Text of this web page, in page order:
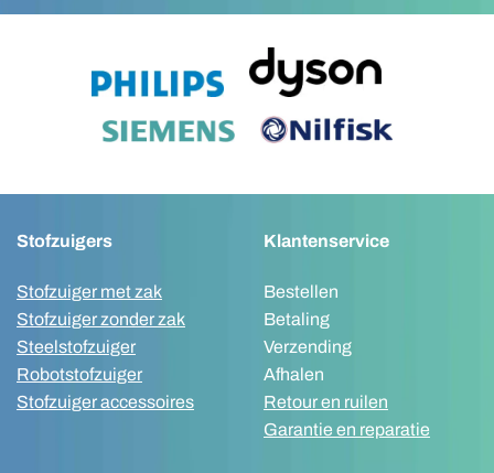
Stofzuigers
Stofzuiger met zak
Stofzuiger zonder zak
Steelstofzuiger
Robotstofzuiger
Stofzuiger accessoires
Klantenservice
Bestellen
Betaling
Verzending
Afhalen
Retour en ruilen
Garantie en reparatie